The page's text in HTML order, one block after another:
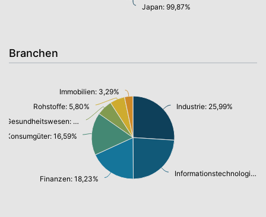
Japan: 99,87%
Branchen
Industrie: 25,99%
Informationstechnologie/ Telekommunikation: 23,84%
Finanzen: 18,23%
Konsumgüter: 16,59%
Gesundheitswesen: 6,13%
Rohstoffe: 5,80%
Immobilien: 3,29%